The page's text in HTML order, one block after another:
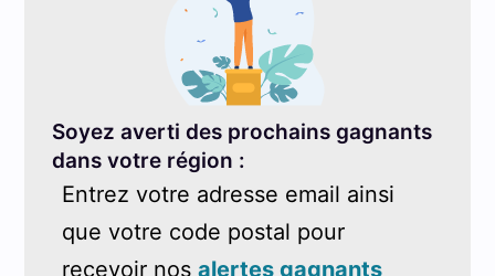
Soyez averti des prochains gagnants
dans votre région :
Entrez votre adresse email ainsi
que votre code postal pour
recevoir nos alertes gagnants